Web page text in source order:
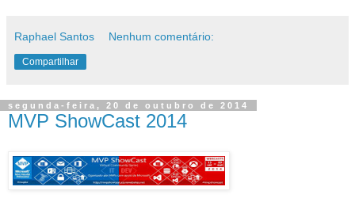
Raphael Santos Nenhum comentário:
Compartilhar
segunda-feira, 20 de outubro de 2014
MVP ShowCast 2014